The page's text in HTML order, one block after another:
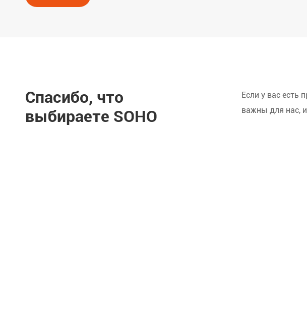
Спасибо, что
выбираете SOHO
Если у вас есть
важны для нас,